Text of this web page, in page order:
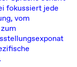
fokussiert jede
vom